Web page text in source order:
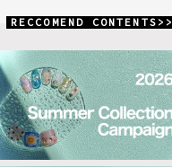
RECCOMEND CONTENTS>>